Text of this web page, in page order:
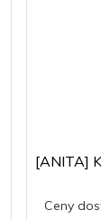
[ANITA]
Ceny